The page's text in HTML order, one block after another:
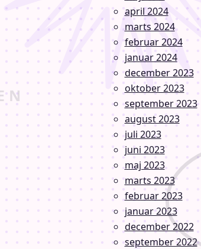
april 2024
marts 2024
februar 2024
januar 2024
december 2023
oktober 2023
september 2023
august 2023
juli 2023
juni 2023
maj 2023
marts 2023
februar 2023
januar 2023
december 2022
september 2022